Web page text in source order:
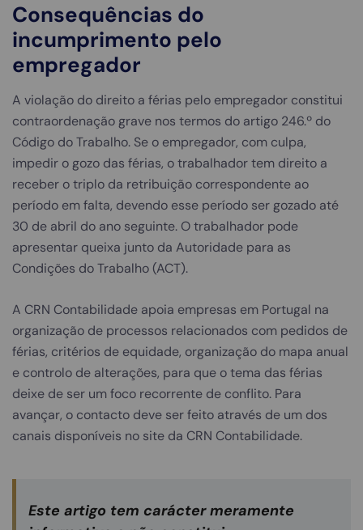
Consequências do
incumprimento pelo
empregador
A violação do direito a férias pelo empregador constitui
contraordenação grave nos termos do artigo 246.º do
Código do Trabalho. Se o empregador, com culpa,
impedir o gozo das férias, o trabalhador tem direito a
receber o triplo da retribuição correspondente ao
período em falta, devendo esse período ser gozado até
30 de abril do ano seguinte. O trabalhador pode
apresentar queixa junto da Autoridade para as
Condições do Trabalho (ACT).
A CRN Contabilidade apoia empresas em Portugal na
organização de processos relacionados com pedidos de
férias, critérios de equidade, organização do mapa anual
e controlo de alterações, para que o tema das férias
deixe de ser um foco recorrente de conflito. Para
avançar, o contacto deve ser feito através de um dos
canais disponíveis no site da CRN Contabilidade.
Este artigo tem carácter meramente